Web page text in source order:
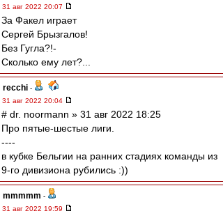
31 авг 2022 20:07
За Факел играет
Сергей Брызгалов!
Без Гугла?!-
Сколько ему лет?...
recchi -
31 авг 2022 20:04
# dr. noormann » 31 авг 2022 18:25
Про пятые-шестые лиги.
----
в кубке Бельгии на ранних стадиях команды из
9-го дивизиона рубились :))
mmmmm -
31 авг 2022 19:59